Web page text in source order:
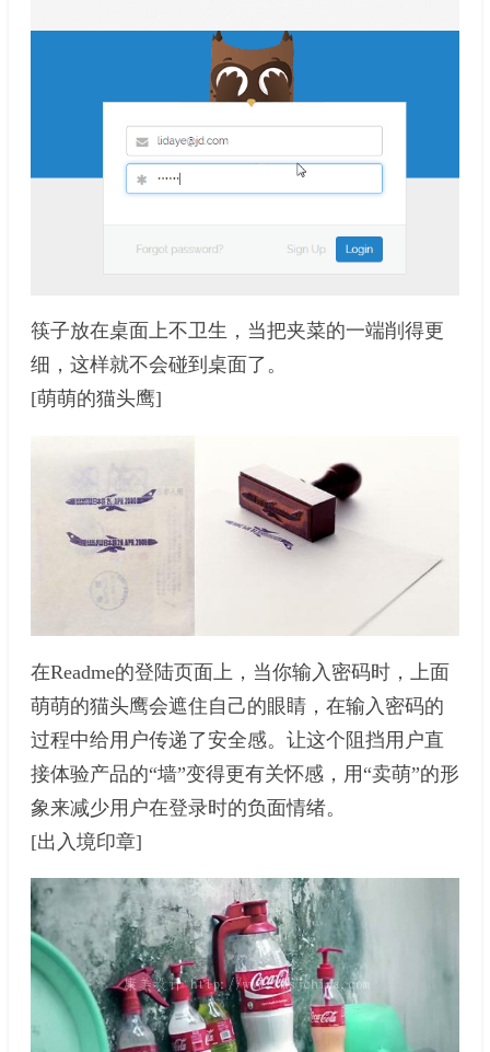
筷子放在桌面上不卫生，当把夹菜的一端削得更
细，这样就不会碰到桌面了。
[萌萌的猫头鹰]
在Readme的登陆页面上，当你输入密码时，上面
萌萌的猫头鹰会遮住自己的眼睛，在输入密码的
过程中给用户传递了安全感。让这个阻挡用户直
接体验产品的“墙”变得更有关怀感，用“卖萌”的形
象来减少用户在登录时的负面情绪。
[出入境印章]